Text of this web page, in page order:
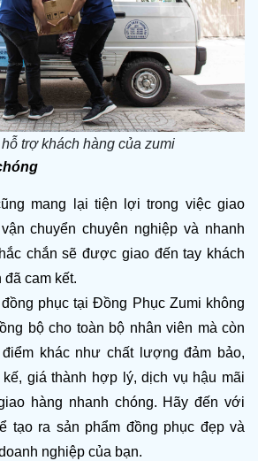
trợ khách hàng của zumi
mang lại tiện lợi trong việc giao
chuyển chuyên nghiệp và nhanh
chắn sẽ được giao đến tay khách
cam kết.
phục tại Đồng Phục Zumi không
bộ cho toàn bộ nhân viên mà còn
khác như chất lượng đảm bảo,
kế, giá thành hợp lý, dịch vụ hậu mãi
hàng nhanh chóng. Hãy đến với
tạo ra sản phẩm đồng phục đẹp và
nghiệp của bạn.